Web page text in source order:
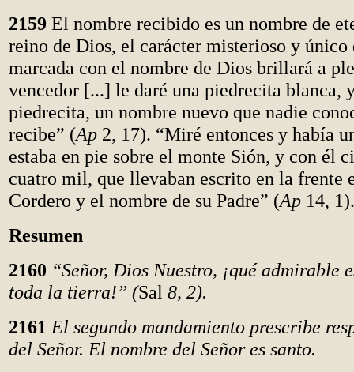
2159 El nombre recibido es un nombre de
reino de Dios, el carácter misterioso y único
marcada con el nombre de Dios brillará a
vencedor [...] le daré una piedrecita blanca,
piedrecita, un nombre nuevo que nadie
recibe” (Ap 2, 17). “Miré entonces y había
estaba en pie sobre el monte Sión, y con él
cuatro mil, que llevaban escrito en la frente
Cordero y el nombre de su Padre” (Ap 14, 1).
Resumen
2160 “Señor, Dios Nuestro, ¡qué admirable
toda la tierra!” (Sal 8, 2).
2161 El segundo mandamiento prescribe
del Señor. El nombre del Señor es santo.